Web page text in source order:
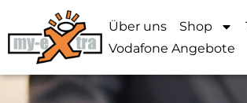
Über uns Shop
Vodafone Angebote